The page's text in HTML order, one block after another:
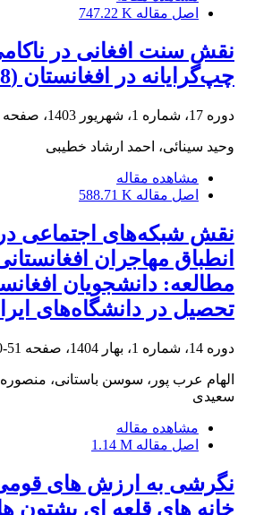
اصل مقاله 747.22 K
نقش سنت افغانی در
چپ‌گرایانه در افغانستان (1978 تا 1992)
دوره 17، شماره 1، شهریور 1403، صفحه
وحید سینائی، احمد ارشاد خطیبی
مشاهده مقاله
اصل مقاله 588.71 K
نقش شبکه‌های اجتماعی
انطباق مهاجران
مطالعه: دانشجویان
تحصیل در دانشگاه‌های
دوره 14، شماره 1، بهار 1404، صفحه 51-70
الهام عرب پور، سوسن باستانی،
سعیدی
مشاهده مقاله
اصل مقاله 1.14 M
نگرشی به ارزش های
خانه های قلعه ای پشتون